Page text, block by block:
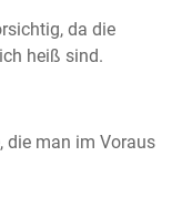
da die
heiß sind.
die man im Voraus